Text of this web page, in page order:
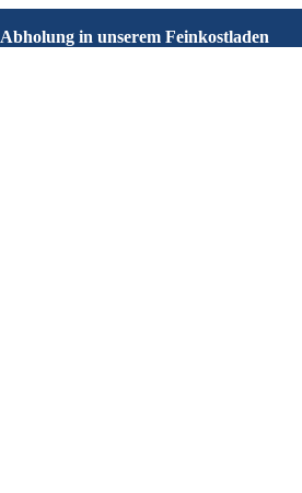
Abholung in unserem Feinkostladen